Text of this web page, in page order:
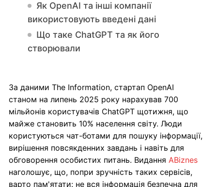
Як OpenAI та інші компанії
використовують введені дані
Що таке ChatGPT та як його
створювали
За даними The Information, стартап OpenAI
станом на липень 2025 року нарахував 700
мільйонів користувачів ChatGPT щотижня, що
майже становить 10% населення світу. Люди
користуються чат-ботами для пошуку інформації,
вирішення повсякденних завдань і навіть для
обговорення особистих питань. Видання ABiznes
наголошує, що, попри зручність таких сервісів,
варто пам'ятати: не вся інформація безпечна для